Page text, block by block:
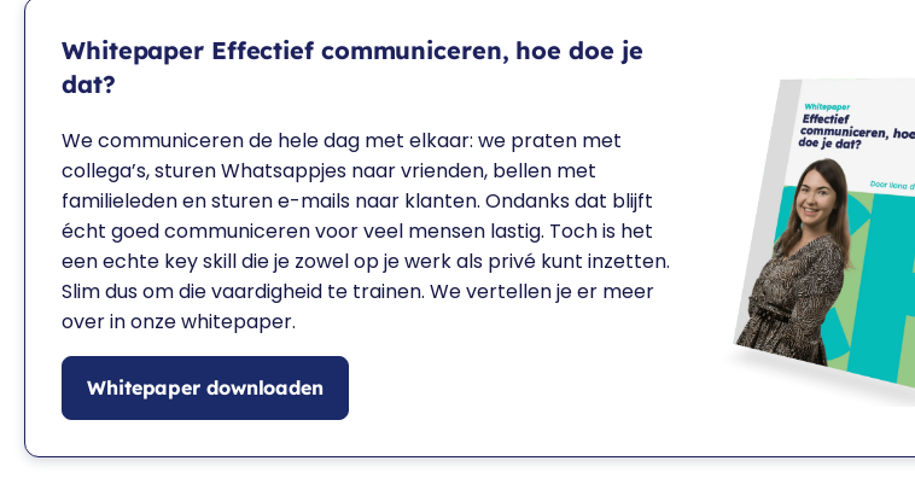
Whitepaper Effectief communiceren, hoe doe je
dat?
We communiceren de hele dag met elkaar: we praten met
collega’s, sturen Whatsappjes naar vrienden, bellen met
familieleden en sturen e-mails naar klanten. Ondanks dat blijft
écht goed communiceren voor veel mensen lastig. Toch is het
een echte key skill die je zowel op je werk als privé kunt inzetten.
Slim dus om die vaardigheid te trainen. We vertellen je er meer
over in onze whitepaper.
Whitepaper downloaden